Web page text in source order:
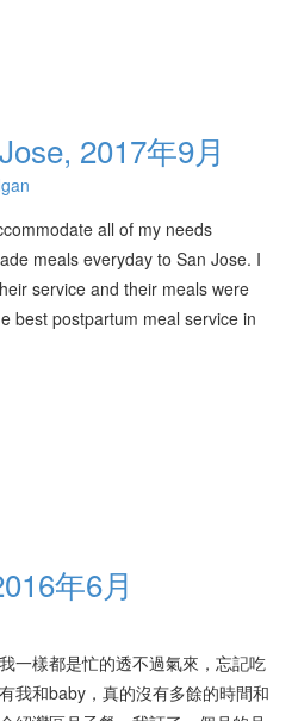
2017年9月
all of my needs
meals everyday to San Jose. I
service and their meals were
best postpartum meal service in
年6月
一樣都是忙的透不過氣來，忘記吃
我和baby，真的沒有多餘的時間和